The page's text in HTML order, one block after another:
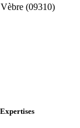
Vèbre (09310)
Expertises